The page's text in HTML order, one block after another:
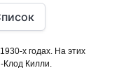
х годах. На этих
Клод Килли.